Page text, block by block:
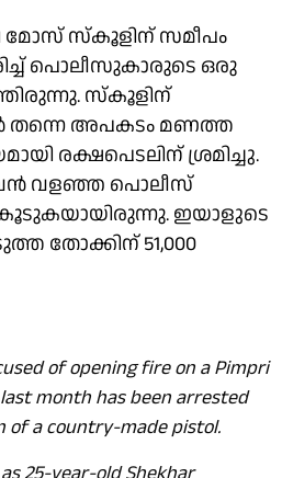
മോസ് സ്കൂളിന് സമീപം
പൊലീസുകാരുടെ ഒരു
സ്കൂളിന്
തന്നെ അപകടം മണത്ത
രക്ഷപെടലിന് ശ്രമിച്ചു.
വളഞ്ഞ പൊലീസ്
ഇയാളുടെ
തോക്കിന് 51,000
of opening fire on a Pimpri
month has been arrested
of a country-made pistol.